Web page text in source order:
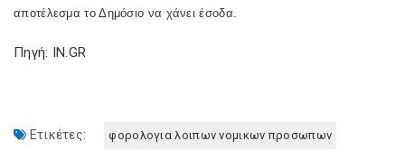
αποτέλεσμα το Δημόσιο να χάνει έσοδα.
Πηγή: IN.GR
Ετικέτες: φορολογια λοιπων νομικων προσωπων